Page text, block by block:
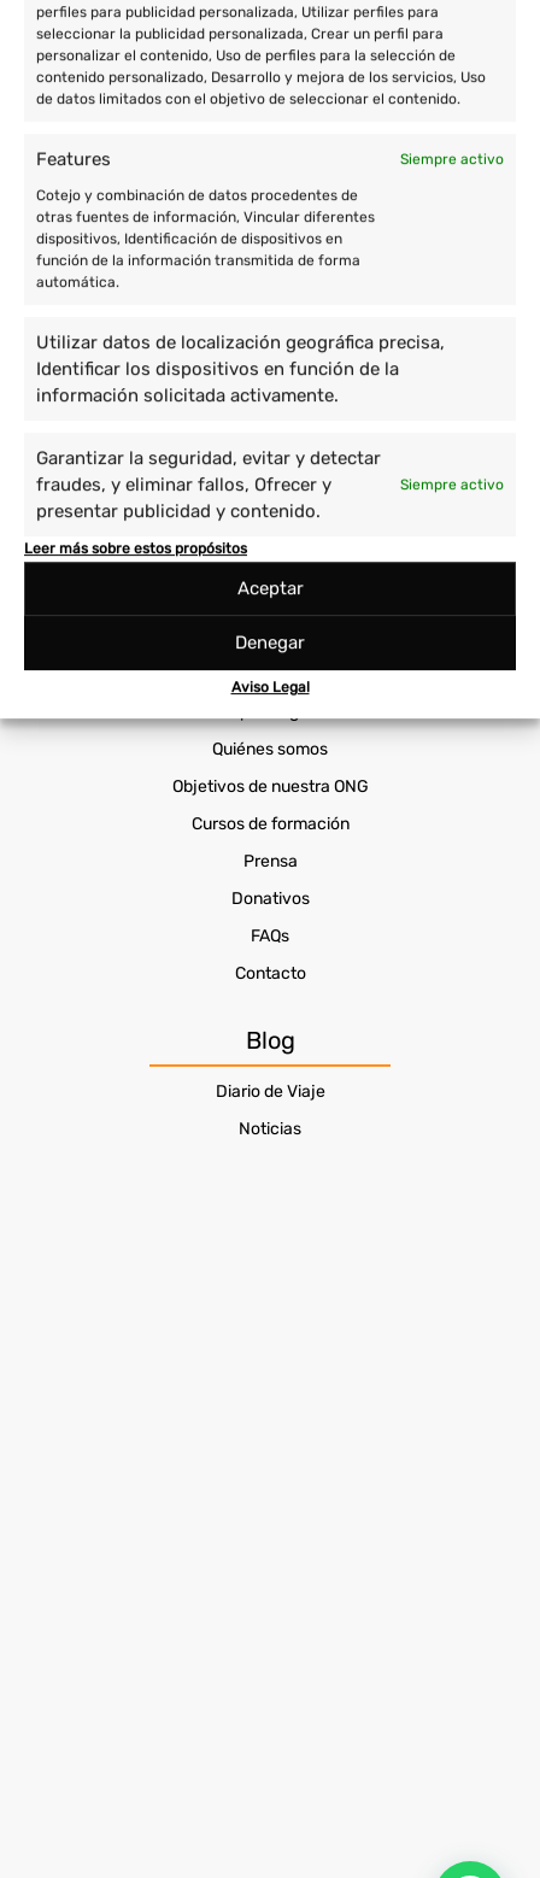
perfiles para publicidad personalizada, Utilizar perfiles para
seleccionar la publicidad personalizada, Crear un perfil para
personalizar el contenido, Uso de perfiles para la selección de
contenido personalizado, Desarrollo y mejora de los servicios, Uso
de datos limitados con el objetivo de seleccionar el contenido.
Features Siempre activo
Cotejo y combinación de datos procedentes de
otras fuentes de información, Vincular diferentes
dispositivos, Identificación de dispositivos en
función de la información transmitida de forma
automática.
Utilizar datos de localización geográfica precisa,
Identificar los dispositivos en función de la
información solicitada activamente.
Garantizar la seguridad, evitar y detectar
fraudes, y eliminar fallos, Ofrecer y
presentar publicidad y contenido.
Siempre activo
Leer más sobre estos propósitos
Aceptar
Denegar
Aviso Legal
+34 933 801 674
+34 677 004 657
contacto@cooperatour.org
Destinos
Voluntariado en África
Voluntario en América
Proyectos
Cuidado de niños y enseñanza
Empoderamiento de la mujer
Immersión cultural
Medio ambiente y animales
Prácticas Universitarias
Sanidad
Viajes Solidarios
Voluntariado Corporativo
Cooperatour
Voluntariado ONG
Quiénes somos
Objetivos de nuestra ONG
Cursos de formación
Prensa
Donativos
FAQs
Contacto
Blog
Diario de Viaje
Noticias